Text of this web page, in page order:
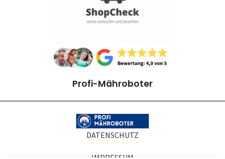
Profi-Mähroboter
DATENSCHUTZ